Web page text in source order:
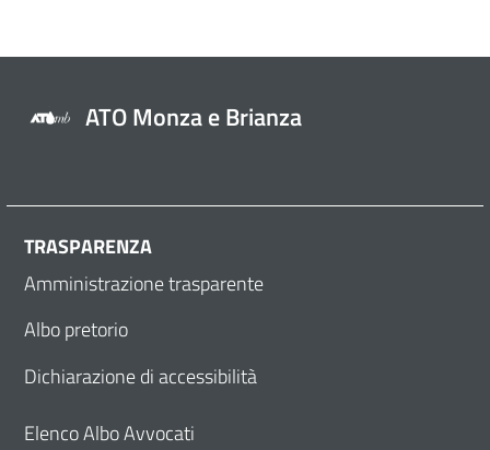
ATO Monza e Brianza
TRASPARENZA
Amministrazione trasparente
Albo pretorio
Dichiarazione di accessibilità
Elenco Albo Avvocati